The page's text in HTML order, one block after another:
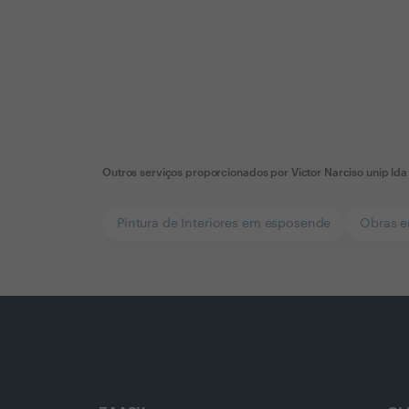
Outros serviços proporcionados por Victor Narciso unip lda
Pintura de Interiores em esposende Obras